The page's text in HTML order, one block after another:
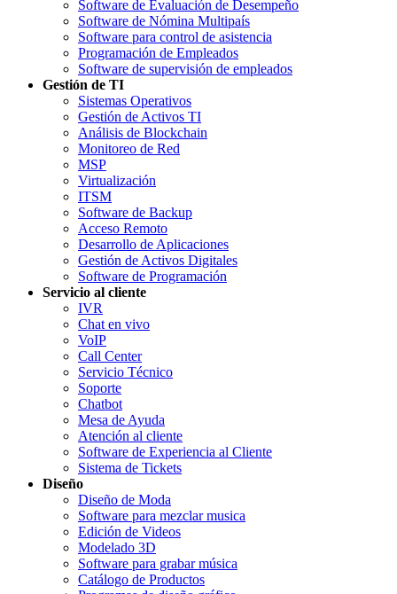
Software de Evaluación de Desempeño
Software de Nómina Multipaís
Software para control de asistencia
Programación de Empleados
Software de supervisión de empleados
Gestión de TI
Sistemas Operativos
Gestión de Activos TI
Análisis de Blockchain
Monitoreo de Red
MSP
Virtualización
ITSM
Software de Backup
Acceso Remoto
Desarrollo de Aplicaciones
Gestión de Activos Digitales
Software de Programación
Servicio al cliente
IVR
Chat en vivo
VoIP
Call Center
Servicio Técnico
Soporte
Chatbot
Mesa de Ayuda
Atención al cliente
Software de Experiencia al Cliente
Sistema de Tickets
Diseño
Diseño de Moda
Software para mezclar musica
Edición de Videos
Modelado 3D
Software para grabar música
Catálogo de Productos